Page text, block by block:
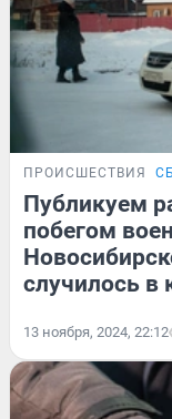
ПРОИСШЕСТВИЯ
Публикуем
побегом
случилось в
13 ноября, 2024, 22:12